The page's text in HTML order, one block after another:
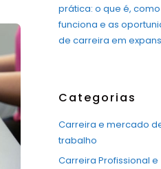
prática: o que é, como
funciona e as
de carreira em
Categorias
Carreira e mercado
trabalho
Carreira Profissional e